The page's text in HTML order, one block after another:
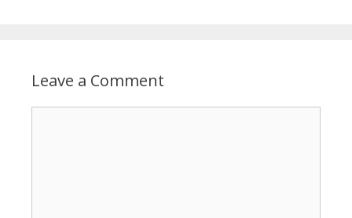
Leave a Comment